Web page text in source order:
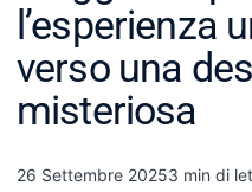
l’esperienza
verso una
misteriosa
26 Settembre 20253 min di